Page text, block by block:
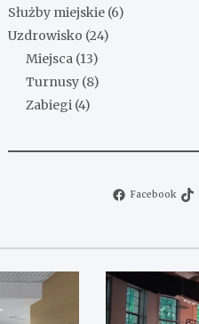
Służby miejskie (6)
Uzdrowisko (24)
Miejsca (13)
Turnusy (8)
Zabiegi (4)
Facebook